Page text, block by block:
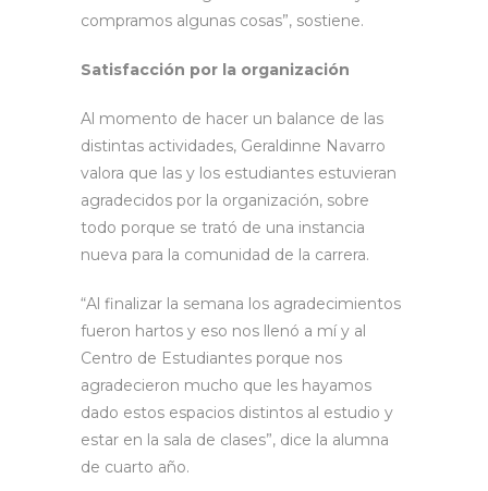
compramos algunas cosas”, sostiene.
Satisfacción por la organización
Al momento de hacer un balance de las
distintas actividades, Geraldinne Navarro
valora que las y los estudiantes estuvieran
agradecidos por la organización, sobre
todo porque se trató de una instancia
nueva para la comunidad de la carrera.
“Al finalizar la semana los agradecimientos
fueron hartos y eso nos llenó a mí y al
Centro de Estudiantes porque nos
agradecieron mucho que les hayamos
dado estos espacios distintos al estudio y
estar en la sala de clases”, dice la alumna
de cuarto año.